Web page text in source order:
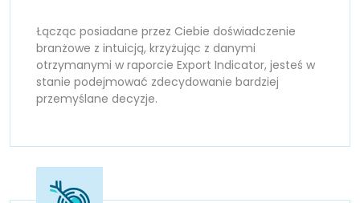
Łącząc posiadane przez Ciebie doświadczenie
branżowe z intuicją, krzyżując z danymi
otrzymanymi w raporcie Export Indicator, jesteś w
stanie podejmować zdecydowanie bardziej
przemyślane decyzje.